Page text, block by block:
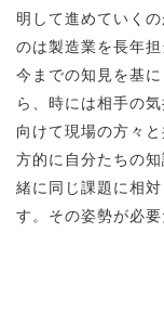
明して進めていく
のは製造業を長年
今までの知見を基
ら、時には相手の
向けて現場の方々
方的に自分たちの
緒に同じ課題に相
す。その姿勢が必要